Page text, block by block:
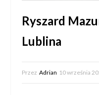
Ryszard
Lublina
Przez Adrian 10 września